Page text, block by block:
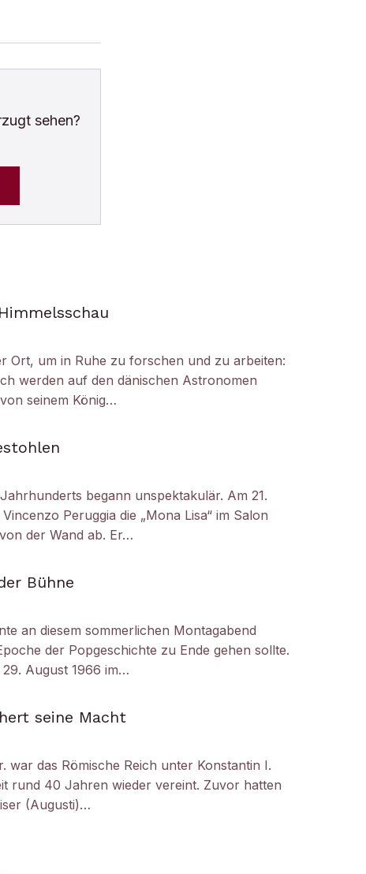
sehen?
Ort, um in Ruhe zu forschen und zu arbeiten:
werden auf den dänischen Astronomen
seinem König…
begann unspektakulär. Am 21.
Peruggia die „Mona Lisa“ im Salon
der Wand ab. Er…
Bühne
an diesem sommerlichen Montagabend
der Popgeschichte zu Ende gehen sollte.
29. August 1966 im…
seine Macht
war das Römische Reich unter Konstantin I.
rund 40 Jahren wieder vereint. Zuvor hatten
(Augusti)…